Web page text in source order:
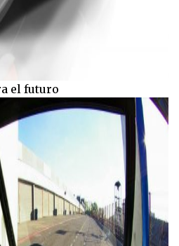
el futuro